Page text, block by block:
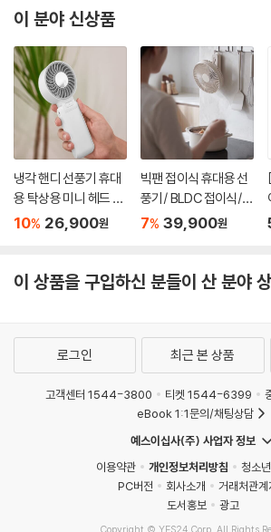
이 분야 신상품
냉각 핸디 선풍기 휴대
용 탁상용 미니 헤드 각
도조절 선풍기
10% 26,900원
빅팬 접이식 휴대용 선
풍기/ BLDC 접이식/
두손이 자유로운 걸이
7% 39,900원
이 상품을 구입하신 분들이 산 분야
로그인 최근 본 상품
고객센터 1544-3800 티켓 1544-6399
eBook 1:1문의/채팅상담
예스이십사(주) 사업자 정보
이용약관
개인정보처리방침
청소
PC버전
회사소개
거래처관계
도서홍보
광고
Copyright © YES24 Corp. All Rights